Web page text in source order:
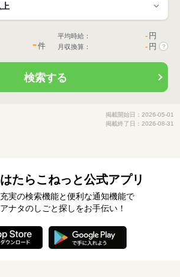
-件
平均時給： - 円
月収換算： - 円 ?
検索する
掲載開始日：2026-05-01
掲載終了日：2026-08-31
はたらこねっと公式アプリ
充実の検索機能と便利な通知機能で
アナタのしごと探しをお手伝い！